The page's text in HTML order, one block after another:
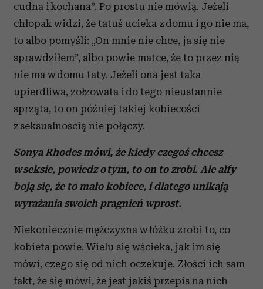
cudna i kochana”. Po prostu nie mówią. Jeżeli
chłopak widzi, że tatuś ucieka z domu i go nie ma,
to albo pomyśli: „On mnie nie chce, ja się nie
sprawdziłem”, albo powie matce, że to przez nią
nie ma w domu taty. Jeżeli ona jest taka
upierdliwa, zołzowata i do tego nieustannie
sprząta, to on później takiej kobiecości
z seksualnością nie połączy.
Sonya Rhodes mówi, że kiedy czegoś chcesz
w seksie, powiedz o tym, to on to zrobi. Ale alfy
boją się, że to mało kobiece, i dlatego unikają
wyrażania swoich pragnień wprost.
Niekoniecznie mężczyzna w łóżku zrobi to, co
kobieta powie. Wielu się wścieka, jak im się
mówi, czego się od nich oczekuje. Złości ich sam
fakt, że się mówi, że jest jakiś przepis na nich